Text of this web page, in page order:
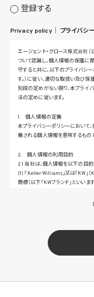
登録する
Privacy policy｜ プライバシ
エージェント・グロース株式会社（
ついて認識し、個人情報の保護に関
守すると共に、以下のプライバシー
す。）に従い、適切な取扱い及び
別段の定めがない限り、本プライ
法の定めに従います。
1. 個人情報の定義
本プライバシーポリシーにおいて
義される個人情報を意味するものと
2. 個人情報の利用目的
2.1 当社は、個人情報を以下の目的
(1) 「Keller Williams」又は「KW」
商標（以下「KWブランド」といい
せ等への対応のため
(3) 当社の商品、サービス等のご
(4) 当社サービスに関する当社の規
る行為に対する対応のため